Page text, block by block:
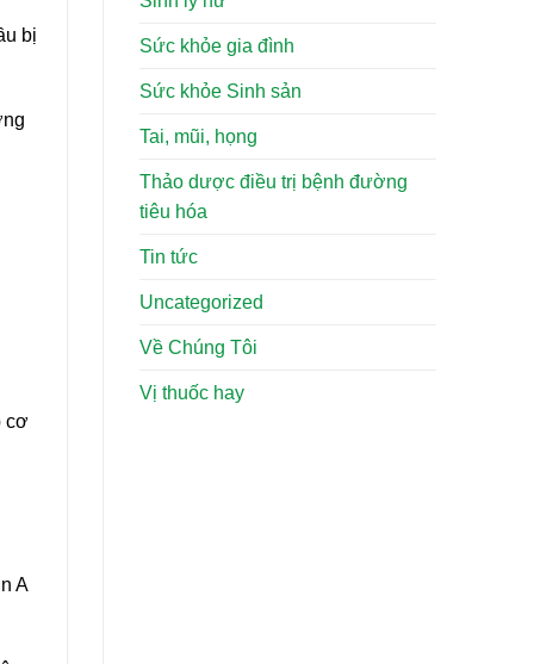
bị
cơ
A
Sức khỏe gia đình
Sức khỏe Sinh sản
Tai, mũi, họng
Thảo dược điều trị bệnh đường
tiêu hóa
Tin tức
Uncategorized
Về Chúng Tôi
Vị thuốc hay